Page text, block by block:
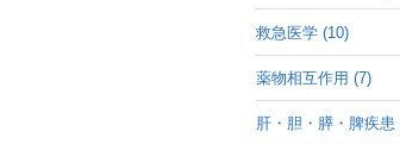
救急医学 (10)
薬物相互作用 (7)
肝・胆・膵・脾疾患